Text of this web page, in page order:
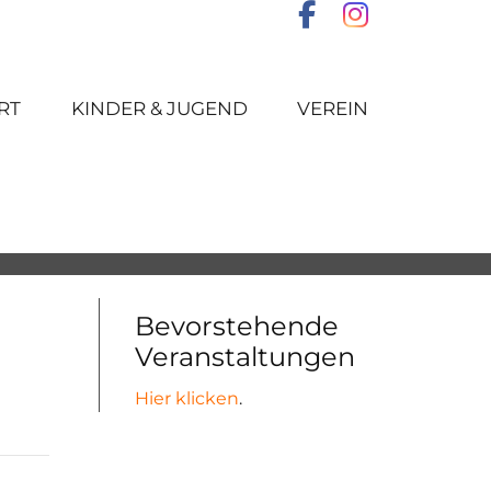
KINDER & JUGEND VEREIN
Bevorstehende
Veranstaltungen
Hier klicken.